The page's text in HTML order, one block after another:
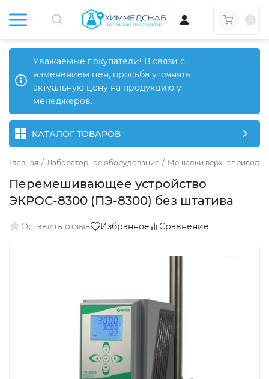
Уважаемые покупатели! В связи с
изменением цен, просьба уточнять
актуальную цену на продукцию у
менеджеров.
КАТАЛОГ ТОВАРОВ
Главная / Лабораторное оборудование / Мешалки
Перемешивающее устройство
ЭКРОС-8300 (ПЭ-8300) без штатива
Оставить отзыв Избранное Сравнение